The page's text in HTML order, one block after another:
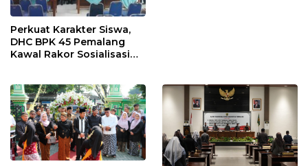
Perkuat Karakter Siswa,
DHC BPK 45 Pemalang
Kawal Rakor Sosialisasi